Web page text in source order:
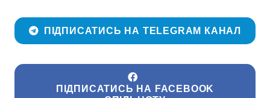
ПІДПИСАТИСЬ НА TELEGRAM КАНАЛ
ПІДПИСАТИСЬ НА FACEBOOK